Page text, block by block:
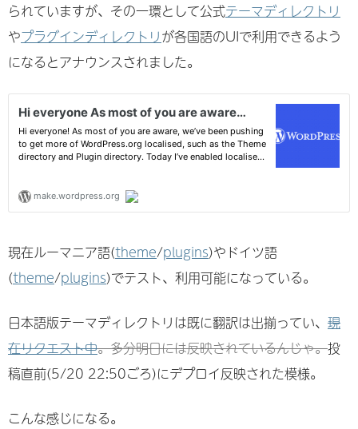
られていますが、その一環として公式テーマディレクトリ
やプラグインディレクトリが各国語のUIで利用できるよう
になるとアナウンスされました。
現在ルーマニア語(theme/plugins)やドイツ語
(theme/plugins)でテスト、利用可能になっている。
日本語版テーマディレクトリは既に翻訳は出揃ってい、 現
在リクエスト中。多分明日には反映されているんじゃ。投
稿直前(5/20 22:50ごろ)にデプロイ反映された模様。
こんな感じになる。